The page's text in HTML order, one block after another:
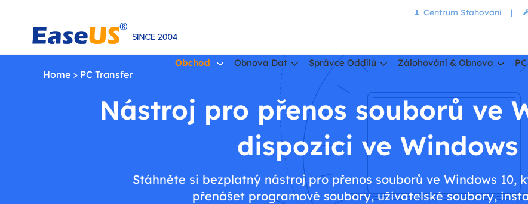
Centrum Stahování |
Obchod Obnova Dat Správce Oddílů Zálohování & Obnova
Home > PC Transfer
Nástroj pro přenos souborů ve
dispozici ve Windows
Stáhněte si bezplatný nástroj pro přenos souborů ve Windows 10,
přenášet programové soubory, uživatelské soubory,